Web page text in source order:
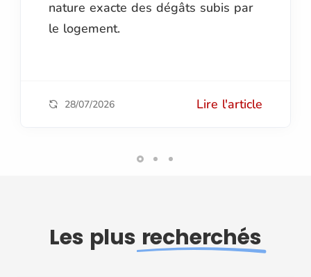
nature exacte des dégâts subis par
le logement.
28/07/2026 Lire l'article
Les plus recherchés